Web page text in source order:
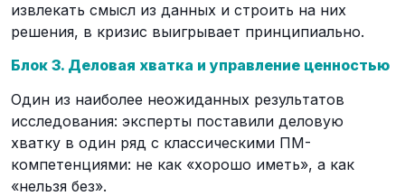
извлекать смысл из данных и строить на них
решения, в кризис выигрывает принципиально.
Блок 3. Деловая хватка и управление ценностью
Один из наиболее неожиданных результатов
исследования: эксперты поставили деловую
хватку в один ряд с классическими ПM-
компетенциями: не как «хорошо иметь», а как
«нельзя без».